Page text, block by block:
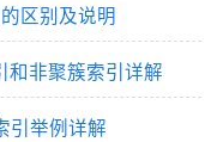
区别及说明
和非聚簇索引详解
引举例详解